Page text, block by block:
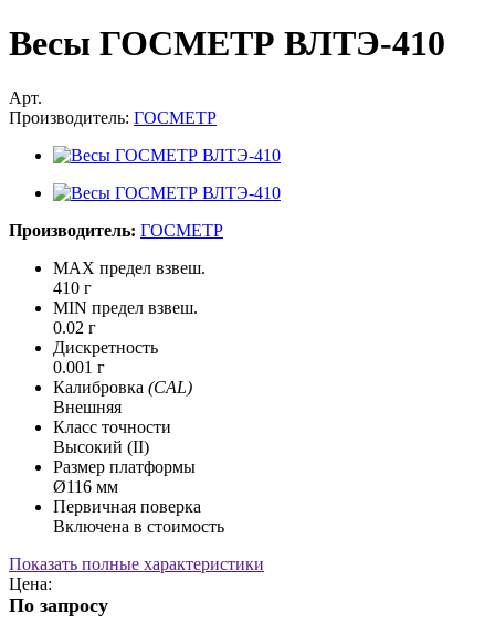
Весы ГОСМЕТР ВЛТЭ-410
Арт.
Производитель: ГОСМЕТР
Производитель: ГОСМЕТР
MAX предел взвеш.
410 г
MIN предел взвеш.
0.02 г
Дискретность
0.001 г
Калибровка (CAL)
Внешняя
Класс точности
Высокий (II)
Размер платформы
Ø116 мм
Первичная поверка
Включена в стоимость
Показать полные характеристики
Цена:
По запросу